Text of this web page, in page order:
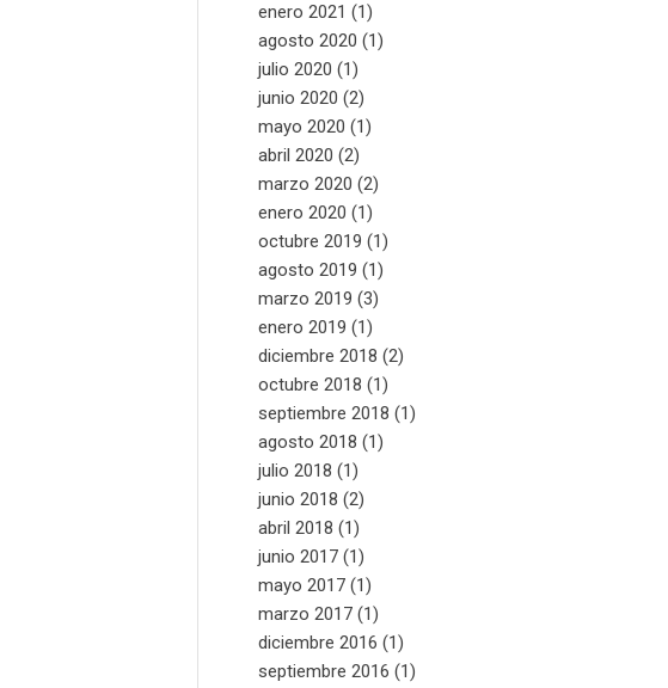
enero 2021 (1)
agosto 2020 (1)
julio 2020 (1)
junio 2020 (2)
mayo 2020 (1)
abril 2020 (2)
marzo 2020 (2)
enero 2020 (1)
octubre 2019 (1)
agosto 2019 (1)
marzo 2019 (3)
enero 2019 (1)
diciembre 2018 (2)
octubre 2018 (1)
septiembre 2018 (1)
agosto 2018 (1)
julio 2018 (1)
junio 2018 (2)
abril 2018 (1)
junio 2017 (1)
mayo 2017 (1)
marzo 2017 (1)
diciembre 2016 (1)
septiembre 2016 (1)